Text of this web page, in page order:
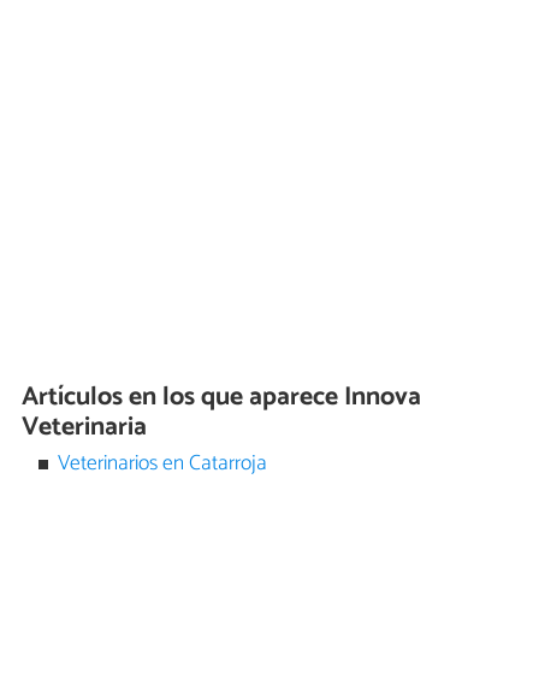
Artículos en los que aparece Innova
Veterinaria
Veterinarios en Catarroja